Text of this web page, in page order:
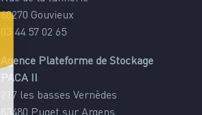
60270 Gouvieux
03 44 57 02 65
Agence Plateforme de Stockage
PACA II
217 les basses Vernèdes